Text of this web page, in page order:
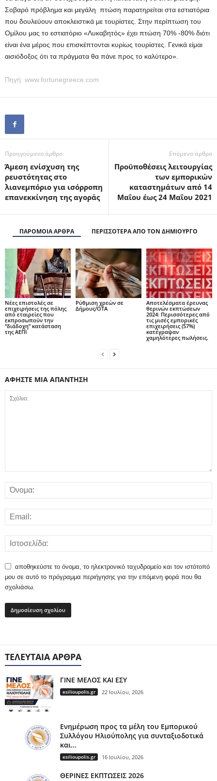
Σοβαρό πρόβλημα και μεγάλη πτώση παρατηρείται στα εστιατόρια
που δουλεύουν αποκλειστικά με τουρίστες. Στην περίπτωση του
Ομίλου μας το εστιατόριο «Λυκαβητός» έχει πτώση 70% -80% διότι
είναι ένα μέρος που επισκέπτονται κυρίως τουρίστες. Γενικά είμαι
αισιόδοξος ότι τα πράγματα θα πάνε προς το καλύτερο».
Πηγή: www.fortunegreece.com
Προηγούμενο άρθρο
Άμεση ενίσχυση της
ρευστότητας στο
λιανεμπόριο για ισόρροπη
επανεκκίνηση της αγοράς
Επόμενο άρθρο
Προϋποθέσεις λειτουργίας
των εμπορικών
καταστημάτων από 14
Μαΐου έως 24 Μαΐου 2021
ΠΑΡΟΜΟΙΑ ΑΡΘΡΑ ΠΕΡΙΣΣΟΤΕΡΑ ΑΠΟ ΤΟΝ ΔΗΜΙΟΥΡΓΟ
Νέες επιστολές σε
επιχειρήσεις της πόλης
από εταιρείες που
εκπροσωπούν την
“διάδοχη” κατάσταση
της ΑΕΠΙ
Ρύθμιση χρεών σε
Δήμους/ΟΤΑ
Αποτελέσματα έρευνας
θερινών εκπτώσεων
2024: Περισσότερες από
τις μισές εμπορικές
επιχειρήσεις (57%)
κατέγραψαν
χαμηλότερες πωλήσεις.
ΑΦΗΣΤΕ ΜΙΑ ΑΠΑΝΤΗΣΗ
αποθηκεύστε το όνομα, το ηλεκτρονικό ταχυδρομείο και τον ιστότοπό
μου σε αυτό το πρόγραμμα περιήγησης για την επόμενη φορά που θα
σχολιάσω.
ΤΕΛΕΥΤΑΊΑ ΆΡΘΡΑ
ΓΙΝΕ ΜΕΛΟΣ ΚΑΙ ΕΣΥ
esilioupolis.gr 22 Ιουλίου, 2026
Ενημέρωση προς τα μέλη του Εμπορικού
Συλλόγου Ηλιούπολης για συνταξιοδοτικά
και...
esilioupolis.gr 16 Ιουλίου, 2026
ΘΕΡΙΝΕΣ ΕΚΠΤΩΣΕΙΣ 2026